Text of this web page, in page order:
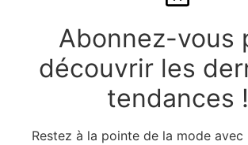
Abonnez-vous
découvrir les
tendances !
Restez à la pointe de la mode avec